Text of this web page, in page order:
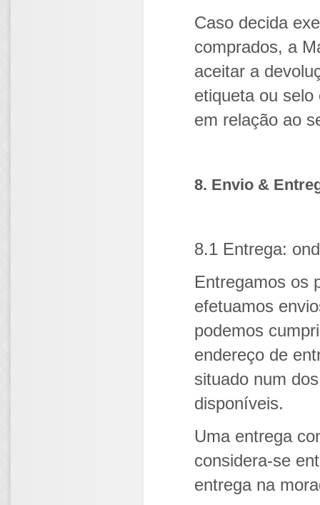
Caso decida
comprados, a
aceitar a
etiqueta ou
em relação ao
8. Envio &
8.1 Entrega:
Entregamos os
efetuamos
podemos
endereço de
situado num
disponíveis.
Uma entrega
considera-se
entrega na